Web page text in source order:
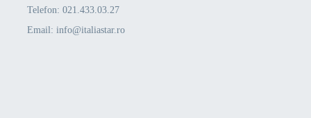
Telefon: 021.433.03.27
Email: info@italiastar.ro